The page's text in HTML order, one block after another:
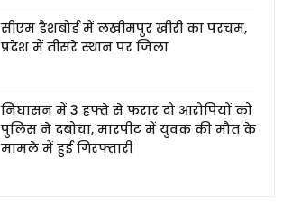
सीएम डैशबोर्ड में लखीमपुर खीरी का परचम,
प्रदेश में तीसरे स्थान पर जिला
निघासन में 3 हफ्ते से फरार दो आरोपियों को
पुलिस ने दबोचा, मारपीट में युवक की मौत के
मामले में हुई गिरफ्तारी